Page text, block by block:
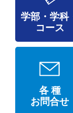
学部・学科
コース
各 種
お問合せ